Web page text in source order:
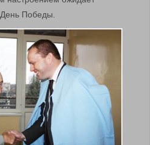
Победы.